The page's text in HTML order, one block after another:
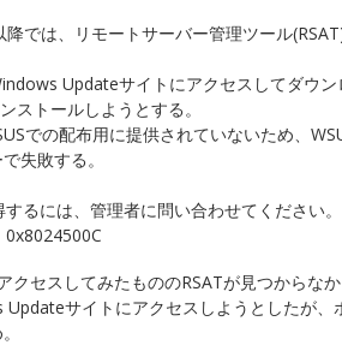
では、リモートサーバー管理ツール
Updateサイトにアクセスしてダウン
ストールしようとする。
での配布用に提供されていないため、
失敗する。
るには、管理者に問い合わせてください。
0x8024500C
クセスしてみたもののRSATが見つからな
Updateサイトにアクセスしようとしたが、